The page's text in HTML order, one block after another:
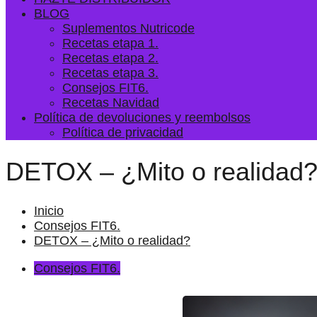
BLOG
Suplementos Nutricode
Recetas etapa 1.
Recetas etapa 2.
Recetas etapa 3.
Consejos FIT6.
Recetas Navidad
Política de devoluciones y reembolsos
Política de privacidad
DETOX – ¿Mito o realidad?
Inicio
Consejos FIT6.
DETOX – ¿Mito o realidad?
Consejos FIT6.